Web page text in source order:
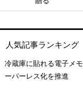
人気記事ランキング
冷蔵庫に貼れる電子メ
ーパーレス化を推進